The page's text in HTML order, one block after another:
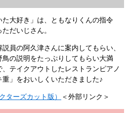
た大好き」は、ともなりくんの指令
だいじさん。
員の阿久津さんに案内してもらい、
の説明をたっぷりしてもらい大満
テイクアウトしたレストランピアノ
」をおいしくいただきました♪
ターズカット版） ＜外部リンク＞